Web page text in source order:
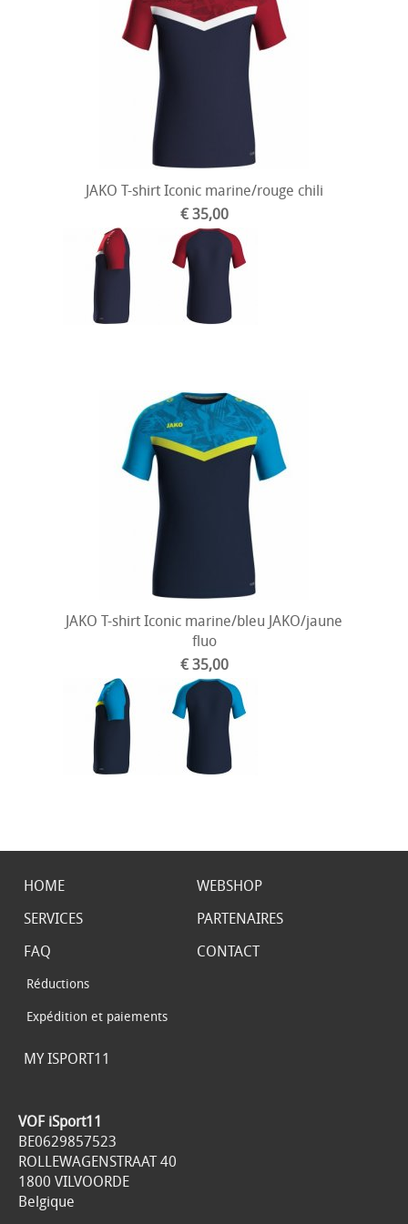
JAKO T-shirt Iconic marine/rouge chili
€ 35,00
JAKO T-shirt Iconic marine/bleu JAKO/jaune
fluo
€ 35,00
HOME
WEBSHOP
SERVICES
PARTENAIRES
FAQ
Réductions
Expédition et paiements
CONTACT
MY ISPORT11
VOF iSport11
BE0629857523
ROLLEWAGENSTRAAT 40
1800 VILVOORDE
Belgique